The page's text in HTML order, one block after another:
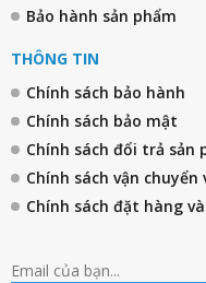
Bảo hành sản phẩm
THÔNG TIN
Chính sách bảo hành
Chính sách bảo mật
Chính sách đổi trả sản
Chính sách vận
Chính sách đặt hàng